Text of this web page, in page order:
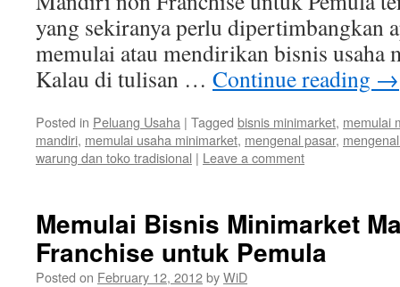
yang sekiranya perlu dipertimbangkan
memulai atau mendirikan bisnis usaha
Kalau di tulisan … Continue reading →
Posted in Peluang Usaha | Tagged bisnis minimarket, memulai
mandiri, memulai usaha minimarket, mengenal pasar,
warung dan toko tradisional | Leave a comment
Memulai Bisnis Minimarket
Franchise untuk Pemula
Posted on February 12, 2012byWiD